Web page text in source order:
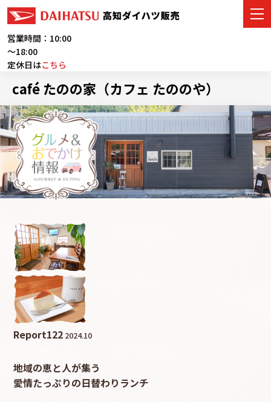
営業時間：10:00
～18:00
定休日はこちら
車をさがす
展示車・試乗車
店舗情報
ご購入者サポート
アフターサービス
café たのの家（カフェ たののや）
Report122 2024.10
地域の恵と人が集う
愛情たっぷりの日替わりランチ